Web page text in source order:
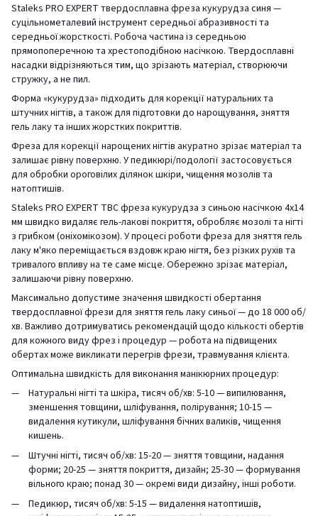
Staleks PRO EXPERT твердосплавна фреза кукурудза синя —
суцільнометалевий інструмент середньої абразивності та
середньої жорсткості. Робоча частина із середньою
прямопоперечною та хрестоподібною насічкою. Твердосплавні
насадки відрізняються тим, що зрізають матеріал, створюючи
стружку, а не пил.
Форма «кукурудза» підходить для корекції натуральних та
штучних нігтів, а також для підготовки до нарощування, зняття
гель лаку та інших жорстких покриттів.
Фреза для корекції нарощених нігтів акуратно зрізає матеріал та
залишає рівну поверхню. У педикюрі/подології застосовується
для обробки ороговілих ділянок шкіри, чищення мозолів та
натоптишів.
Staleks PRO EXPERT ТВС фреза кукурудза з синьою насічкою 4х14
мм швидко видаляє гель-лакові покриття, обробляє мозолі та нігті
з грибком (оніхомікозом). У процесі роботи фреза для зняття гель
лаку м'яко переміщається вздовж краю нігтя, без різких рухів та
тривалого впливу на те саме місце. Обережно зрізає матеріал,
залишаючи рівну поверхню.
Максимально допустиме значення швидкості обертання
твердосплавної фрези для зняття гель лаку синьої — до 18 000 об/
хв. Важливо дотримуватись рекомендацій щодо кількості обертів
для кожного виду фрез і процедур — робота на підвищених
обертах може викликати перегрів фрези, травмування клієнта.
Оптимальна швидкість для виконання манікюрних процедур:
Натуральні нігті та шкіра, тисяч об/хв: 5-10 — випилювання,
зменшення товщини, шліфування, полірування; 10-15 —
видалення кутикули, шліфування бічних валиків, чищення
кишень.
Штучні нігті, тисяч об/хв: 15-20 — зняття товщини, надання
форми; 20-25 — зняття покриття, дизайн; 25-30 — формування
вільного краю; понад 30 — окремі види дизайну, інші роботи.
Педикюр, тисяч об/хв: 5-15 — видалення натоптишів,